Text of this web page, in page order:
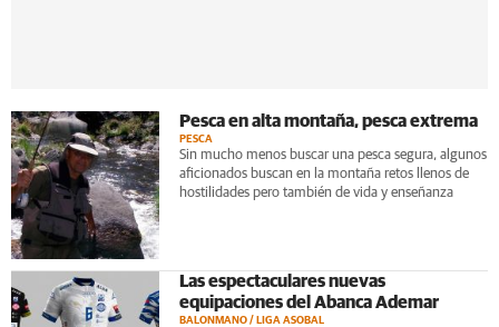
Pesca en alta montaña, pesca extrema
PESCA
Sin mucho menos buscar una pesca segura, algunos
aficionados buscan en la montaña retos llenos de
hostilidades pero también de vida y enseñanza
Las espectaculares nuevas
equipaciones del Abanca Ademar
BALONMANO / LIGA ASOBAL